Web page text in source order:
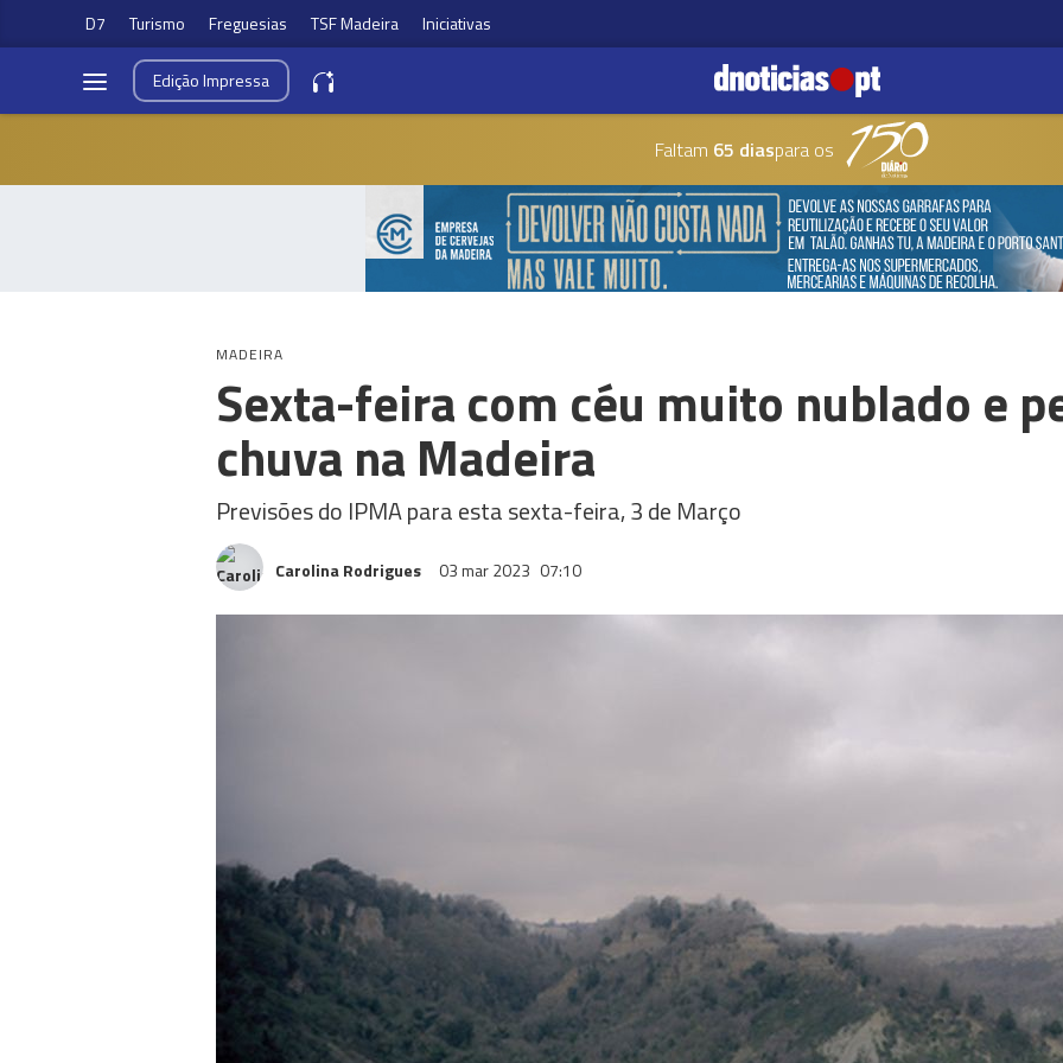
D7 Turismo Freguesias TSF Madeira Iniciativas
EdiçãoImpressa
Faltam 65 diaspara os
MADEIRA
Sexta-feira com céu muito nublado e
chuva na Madeira
Previsões do IPMA para esta sexta-feira, 3 de Março
Carolina Rodrigues 03 mar 2023 07:10